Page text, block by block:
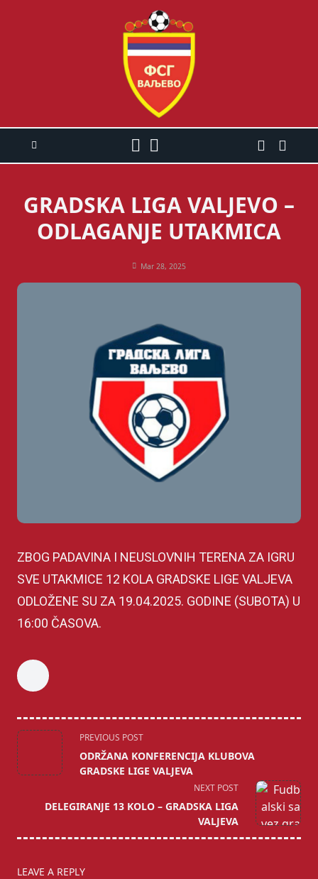
GRADSKA LIGA VALJEVO –
ODLAGANJE UTAKMICA
Mar 28, 2025
ZBOG PADAVINA I NEUSLOVNIH TERENA ZA IGRU
SVE UTAKMICE 12 KOLA GRADSKE LIGE VALJEVA
ODLOŽENE SU ZA 19.04.2025. GODINE (SUBOTA) U
16:00 ČASOVA.
<span
class="nav-
subtitle
reader-
PREVIOUS POST
ODRŽANA KONFERENCIJA KLUBOVA
GRADSKE LIGE VALJEVA
NEXT POST
DELEGIRANJE 13 KOLO – GRADSKA LIGA
VALJEVA
LEAVE A REPLY